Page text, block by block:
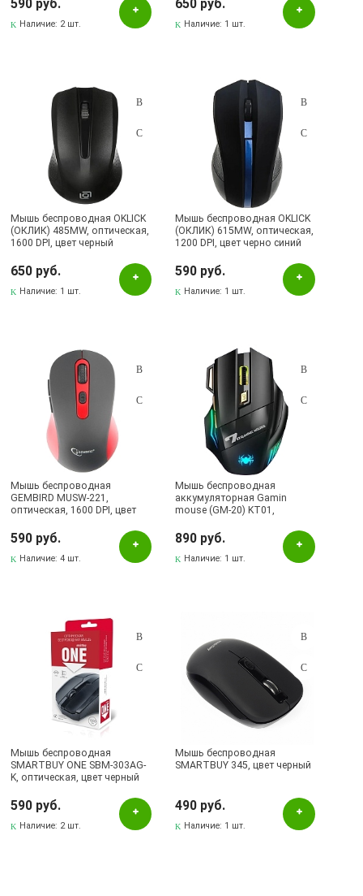
590 руб.
Наличие: 2 шт.
650 руб.
Наличие: 1 шт.
Мышь беспроводная OKLICK
(ОКЛИК) 485MW, оптическая,
1600 DPI, цвет черный
650 руб.
Наличие: 1 шт.
Мышь беспроводная OKLICK
(ОКЛИК) 615MW, оптическая,
1200 DPI, цвет черно синий
590 руб.
Наличие: 1 шт.
Мышь беспроводная
GEMBIRD MUSW-221,
оптическая, 1600 DPI, цвет
590 руб.
Наличие:4 шт.
Мышь беспроводная
аккумуляторная Gamin
mouse (GM-20) KT01,
DPI, RGB подсветка, цвет
черный
890 руб.
Наличие: 1 шт.
Мышь беспроводная
SMARTBUY ONE SBM-303AG-
K, оптическая, цвет черный
590 руб.
Наличие: 2 шт.
Мышь беспроводная
SMARTBUY 345, цвет черный
490 руб.
Наличие: 1 шт.